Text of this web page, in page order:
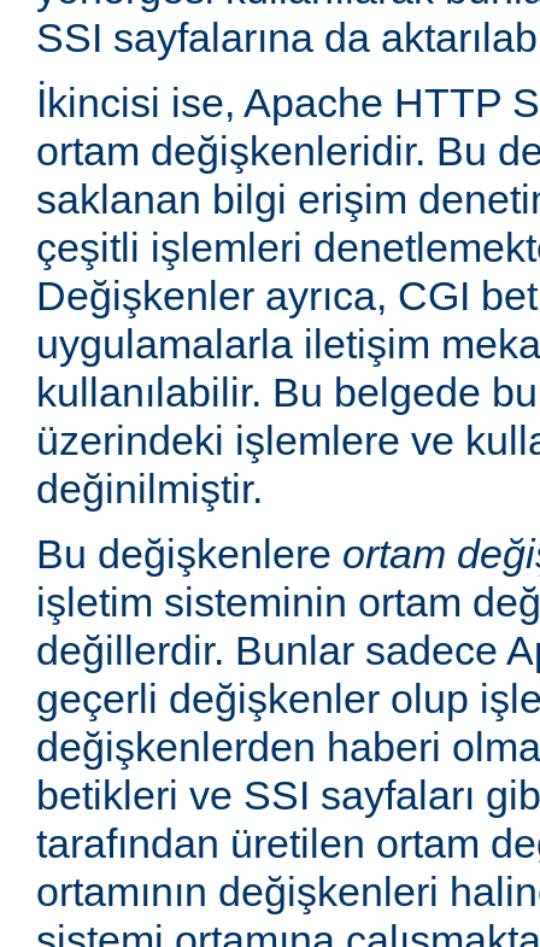
SSI sayfalarına da
İkincisi ise, Apache HTTP
ortam değişkenleridir. Bu
saklanan bilgi erişim
çeşitli işlemleri
Değişkenler ayrıca, CGI
uygulamalarla iletişim
kullanılabilir. Bu belgede
üzerindeki işlemlere ve
değinilmiştir.
Bu değişkenlere ortam
işletim sisteminin ortam
değillerdir. Bunlar sadece
geçerli değişkenler olup
değişkenlerden haberi
betikleri ve SSI sayfaları
tarafından üretilen ortam
ortamının değişkenleri